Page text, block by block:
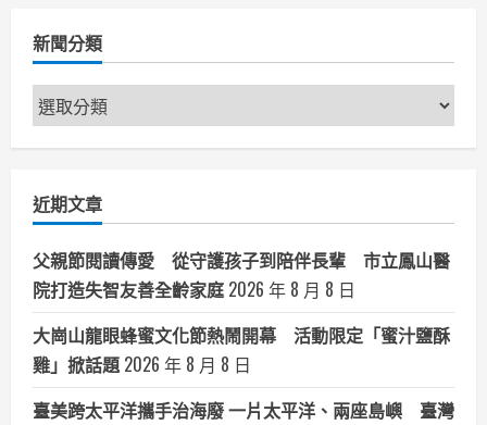
新聞分類
新
聞
近期文章
父親節閱讀傳愛 從守護孩子到陪伴長輩 市立鳳山醫
院打造失智友善全齡家庭 2026 年 8 月 8 日
大崗山龍眼蜂蜜文化節熱鬧開幕 活動限定「蜜汁鹽酥
雞」掀話題 2026 年 8 月 8 日
臺美跨太平洋攜手治海廢 一片太平洋、兩座島嶼 臺灣